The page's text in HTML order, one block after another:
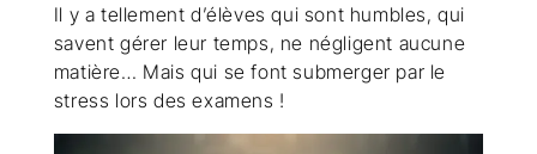
Il y a tellement d’élèves qui sont humbles, qui
savent gérer leur temps, ne négligent aucune
matière… Mais qui se font submerger par le
stress lors des examens !